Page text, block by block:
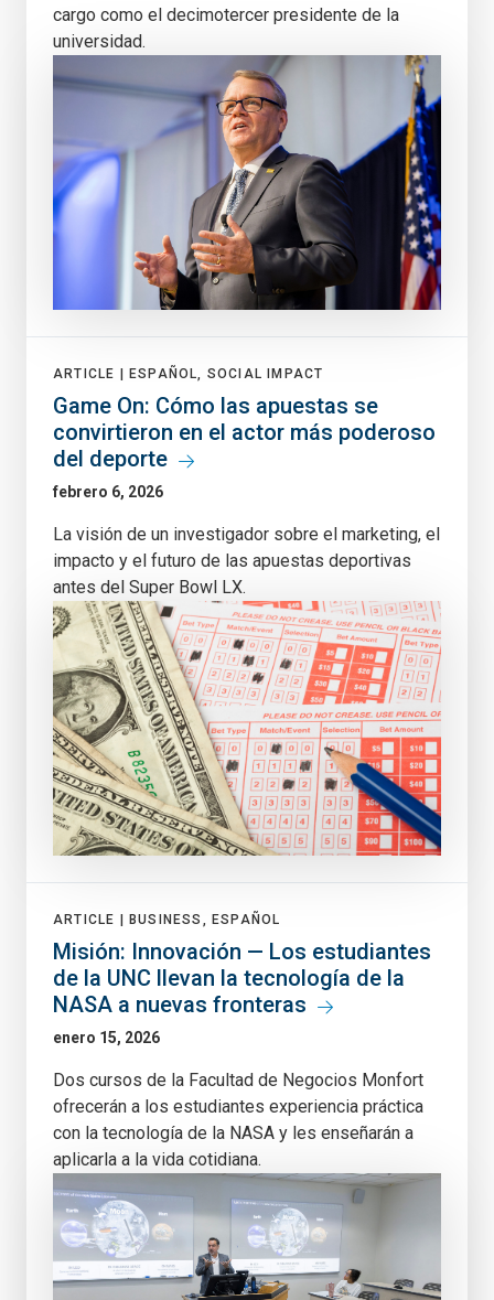
cargo como el decimotercer presidente de la
universidad.
ARTICLE | ESPAÑOL, SOCIAL IMPACT
Game On: Cómo las apuestas se
convirtieron en el actor más poderoso
del deporte
febrero 6, 2026
La visión de un investigador sobre el marketing, el
impacto y el futuro de las apuestas deportivas
antes del Super Bowl LX.
ARTICLE | BUSINESS, ESPAÑOL
Misión: Innovación — Los estudiantes
de la UNC llevan la tecnología de la
NASA a nuevas fronteras
enero 15, 2026
Dos cursos de la Facultad de Negocios Monfort
ofrecerán a los estudiantes experiencia práctica
con la tecnología de la NASA y les enseñarán a
aplicarla a la vida cotidiana.